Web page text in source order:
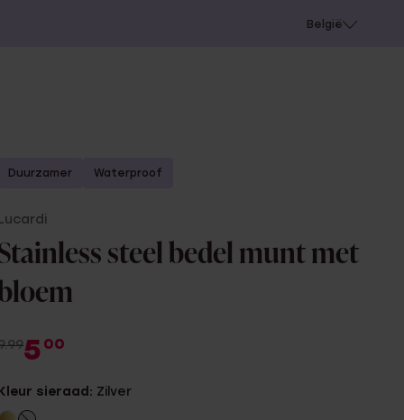
België
Duurzamer Waterproof
steel bedel munt met
5 00
sieraad: Zilver